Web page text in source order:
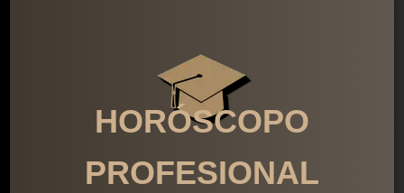
HORÓSCOPO
PROFESIONAL